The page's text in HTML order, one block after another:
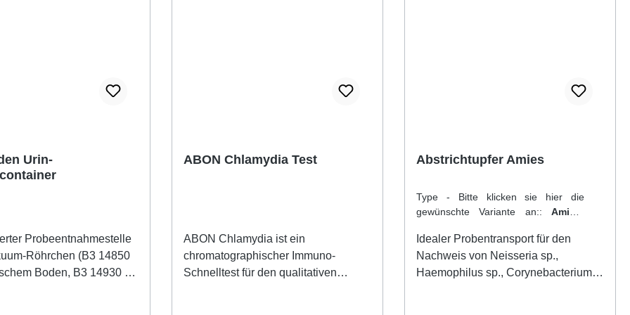
Urin-
Probeentnahmestelle
Röhrchen (B3 14850
Boden, B3 14930 –
ABON Chlamydia Test
ABON Chlamydia ist ein
chromatographischer Immuno-
Schnelltest für den qualitativen
Abstrichtupfer Amies
Type - Bitte klicken sie hier die
gewünschte Variante an:: Amies-
Idealer Probentransport für den
Nachweis von Neisseria sp.,
Haemophilus sp., Corynebacterium